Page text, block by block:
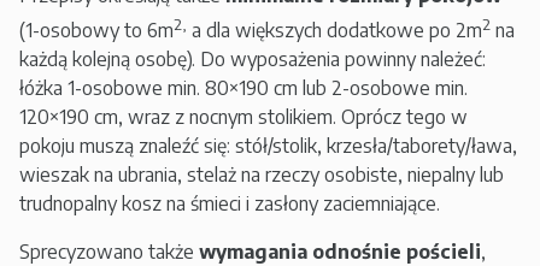
(1-osobowy to 6m2, a dla większych dodatkowe po 2m2 na
każdą kolejną osobę). Do wyposażenia powinny należeć:
łóżka 1-osobowe min. 80×190 cm lub 2-osobowe min.
120×190 cm, wraz z nocnym stolikiem. Oprócz tego w
pokoju muszą znaleźć się: stół/stolik, krzesła/taborety/ława,
wieszak na ubrania, stelaż na rzeczy osobiste, niepalny lub
trudnopalny kosz na śmieci i zasłony zaciemniające.
Sprecyzowano także wymagania odnośnie pościeli,